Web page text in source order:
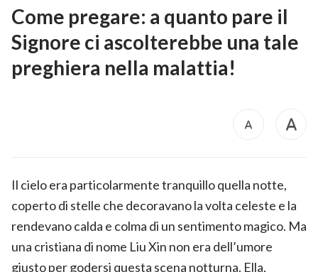
Come pregare: a quanto pare il
Signore ci ascolterebbe una tale
preghiera nella malattia!
Il cielo era particolarmente tranquillo quella notte,
coperto di stelle che decoravano la volta celeste e la
rendevano calda e colma di un sentimento magico. Ma
una cristiana di nome Liu Xin non era dell’umore
giusto per godersi questa scena notturna. Ella,